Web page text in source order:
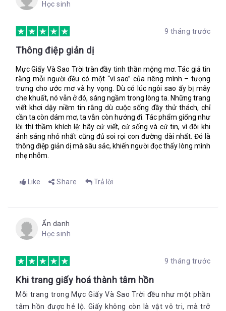
Ba biết là con đang nghi ngờ ba, Isa, nhưng ba tin chắc. Ba tin
rằng thuyền đó không phải của trái đất này, hay ít nhất, là
không phải của người trái đất. Hòn đảo đã tặng nó cho ông và
rồi lấy lại. Tất cả mọi thứ đều có một chu kỳ, Isabella, thói quen
trở về với cội nguồn. Mùa màng, nước, cuộc sống, có lẽ ngay
cả cây. Con không cần một bản đồ để tìm đường về. Mặc dù có
nó giúp ích hơn nhiều. Giờ con đã tin chưa?
Bản đồ của con vẫn chưa sống động được đến thế. Nhưng đây
là một sự khởi đầu! Con đã vẽ xong tấm bản đồ đầu tiên trong
đời. Viết tên của con lên góc trên này. Đây, con có thể sử dụng
bút lông công của ba.
I-S-A-B-E-L-L-A
Tôi biết đấy.
khổng lồ, chậm rãi như đang ngủ. Những đêm khác, khi mặt
trăng tròn và dày đặc, và những con sóng dâng cao như
những ngọn núi làm cho Pep ngao lên, nó lại trôi nhanh như
Vì vậy, câu trả lời là: một hòn đảo nối di chuyển nhanh như nó
Học sinh
9 tháng trước
Thông điệp giản dị
Mực Giấy Và Sao Trời tràn đầy tinh thần mộng mơ. Tác giả tin
rằng mỗi người đều có một “vì sao” của riêng mình – tượng
trưng cho ước mơ và hy vọng. Dù có lúc ngôi sao ấy bị mây
che khuất, nó vẫn ở đó, sáng ngầm trong lòng ta. Những trang
viết khơi dậy niềm tin rằng dù cuộc sống đầy thử thách, chỉ
cần ta còn dám mơ, ta vẫn còn hướng đi. Tác phẩm giống như
lời thì thầm khích lệ: hãy cứ viết, cứ sống và cứ tin, vì đôi khi
ánh sáng nhỏ nhất cũng đủ soi rọi con đường dài nhất. Đó là
thông điệp giản dị mà sâu sắc, khiến người đọc thấy lòng mình
nhẹ nhõm.
Like Share Trả lời
Ẩn danh
Học sinh
9 tháng trước
Khi trang giấy hoá thành tâm hồn
Mỗi trang trong Mực Giấy Và Sao Trời đều như một phần
tâm hồn được hé lộ. Giấy không còn là vật vô tri, mà trở